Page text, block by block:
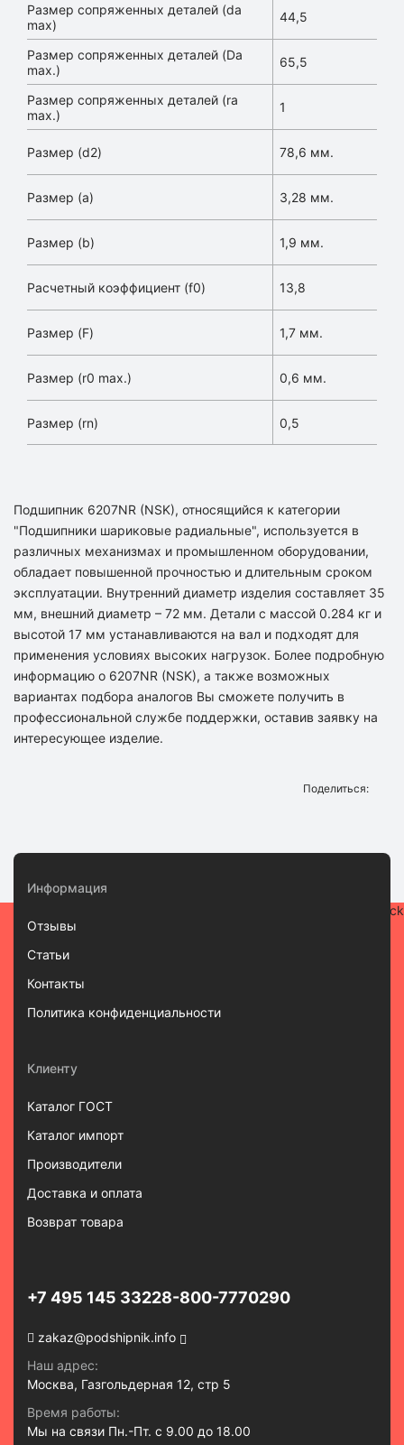
Размер сопряженных деталей (da
max)
44,5
Размер сопряженных деталей (Da
max.)
65,5
Размер сопряженных деталей (ra
max.)
1
Размер (d2) 78,6 мм.
Размер (a) 3,28 мм.
Размер (b) 1,9 мм.
Расчетный коэффициент (f0) 13,8
Размер (F) 1,7 мм.
Размер (r0 max.) 0,6 мм.
Размер (rn) 0,5
Подшипник 6207NR (NSK), относящийся к категории
"Подшипники шариковые радиальные", используется в
различных механизмах и промышленном оборудовании,
обладает повышенной прочностью и длительным сроком
эксплуатации. Внутренний диаметр изделия составляет 35
мм, внешний диаметр – 72 мм. Детали с массой 0.284 кг и
высотой 17 мм устанавливаются на вал и подходят для
применения условиях высоких нагрузок. Более подробную
информацию о 6207NR (NSK), а также возможных
вариантах подбора аналогов Вы сможете получить в
профессиональной службе поддержки, оставив заявку на
интересующее изделие.
Поделиться:
Информация
Отзывы
Статьи
Контакты
Политика конфиденциальности
Клиенту
Каталог ГОСТ
Каталог импорт
Производители
Доставка и оплата
Возврат товара
+7 495 145 33228-800-7770290
zakaz@podshipnik.info
Наш адрес:
Москва, Газгольдерная 12, стр 5
Время работы:
Мы на связи Пн.-Пт. с 9.00 до 18.00